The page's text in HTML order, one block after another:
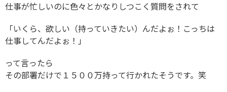
仕事が忙しいのに色々とかなりしつこく質問をされて
「いくら、欲しい（持っていきたい）んだよぉ！こっちは
仕事してんだよぉ！」
って言ったら
その部署だけで１５００万持って行かれたそうです。笑